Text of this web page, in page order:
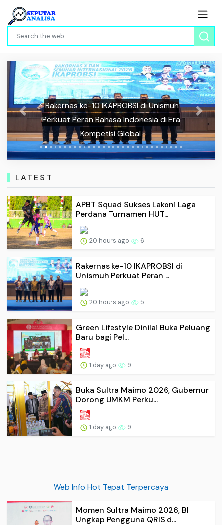
Rakernas ke-10 IKAPROBSI di Unismuh
Perkuat Peran Bahasa Indonesia di Era
Kompetisi Global
Previous Next
LATEST
APBT Squad Sukses Lakoni Laga
Perdana Turnamen HUT...
20 hours ago 6
Rakernas ke-10 IKAPROBSI di
Unismuh Perkuat Peran ...
20 hours ago 5
Green Lifestyle Dinilai Buka Peluang
Baru bagi Pel...
1 day ago 9
Buka Sultra Maimo 2026, Gubernur
Dorong UMKM Perku...
1 day ago 9
Web Info Hot Tepat Terpercaya
Momen Sultra Maimo 2026, BI
Ungkap Pengguna QRIS d...